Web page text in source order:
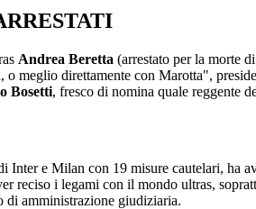
Andrea Beretta (arrestato per la morte
meglio direttamente con Marotta",
Bosetti, fresco di nomina quale reggente
e Milan con 19 misure cautelari, ha
reciso i legami con il mondo ultras,
di amministrazione giudiziaria.